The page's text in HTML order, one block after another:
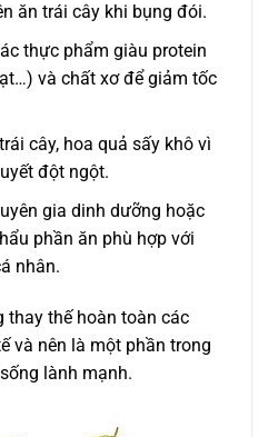
ăn trái cây khi bụng đói.
thực phẩm giàu protein
và chất xơ để giảm tốc
cây, hoa quả sấy khô vì
đột ngột.
gia dinh dưỡng hoặc
phần ăn phù hợp với
nhân.
thay thế hoàn toàn các
và nên là một phần trong
lành mạnh.